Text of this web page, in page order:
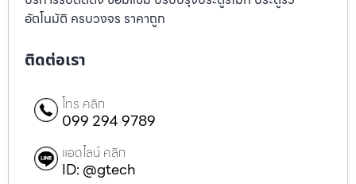
อัตโนมัติ ครบวงจร ราคาถูก
ติดต่อเรา
โทร คลิก
099 294 9789
แอดไลน์ คลิก
ID: @gtech